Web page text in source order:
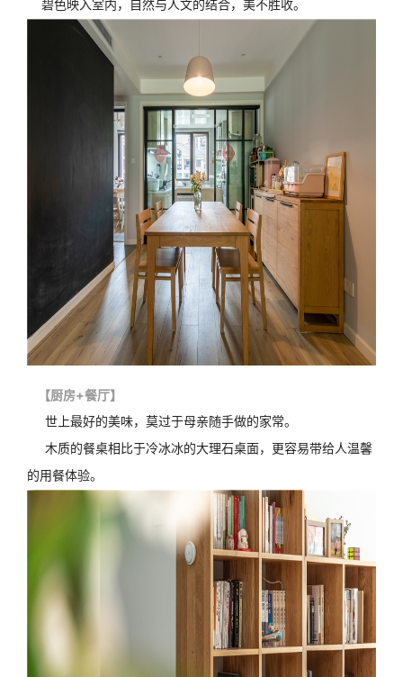
碧色映入室内，自然与人文的结合，美不胜收。
【厨房+餐厅】
世上最好的美味，莫过于母亲随手做的家常。
木质的餐桌相比于冷冰冰的大理石桌面，更容易带给人温馨
的用餐体验。